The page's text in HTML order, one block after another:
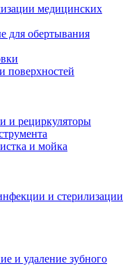
медицинских
для обертывания
поверхностей
и рециркуляторы
и мойка
и стерилизации
и удаление зубного